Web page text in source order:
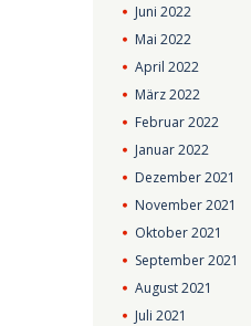
Juni2022
Mai2022
April2022
März2022
Februar2022
Januar2022
Dezember2021
November2021
Oktober2021
September2021
August2021
Juli2021